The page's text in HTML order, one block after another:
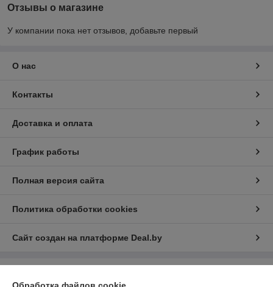
Отзывы о магазине
У компании пока нет отзывов, добавьте первый
О нас
Контакты
Доставка и оплата
График работы
Полная версия сайта
Политика обработки cookies
Сайт создан на платформе Deal.by